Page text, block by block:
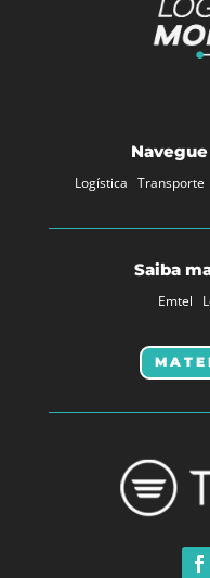
Logística Transporte
Saiba
Emtel